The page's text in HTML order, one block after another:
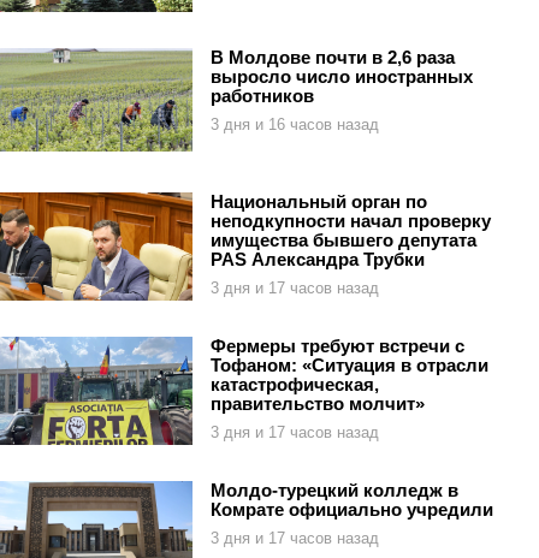
В Молдове почти в 2,6 раза
выросло число иностранных
работников
3 дня и 16 часов назад
Национальный орган по
неподкупности начал проверку
имущества бывшего депутата
PAS Александра Трубки
3 дня и 17 часов назад
Фермеры требуют встречи с
Тофаном: «Ситуация в отрасли
катастрофическая,
правительство молчит»
3 дня и 17 часов назад
Молдо-турецкий колледж в
Комрате официально учредили
3 дня и 17 часов назад